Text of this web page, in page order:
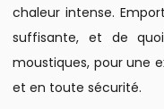
chaleur intense.
suffisante, et de
moustiques, pour une
et en toute sécurité.